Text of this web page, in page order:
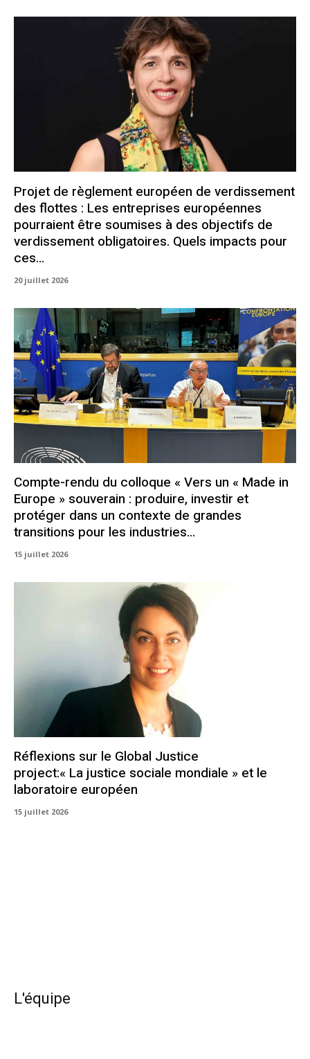
Projet de règlement européen de verdissement
des flottes : Les entreprises européennes
pourraient être soumises à des objectifs de
verdissement obligatoires. Quels impacts pour
ces...
20 juillet 2026
Compte-rendu du colloque « Vers un « Made in
Europe » souverain : produire, investir et
protéger dans un contexte de grandes
transitions pour les industries...
15 juillet 2026
Réflexions sur le Global Justice
project:« La justice sociale mondiale » et le
laboratoire européen
15 juillet 2026
L'équipe